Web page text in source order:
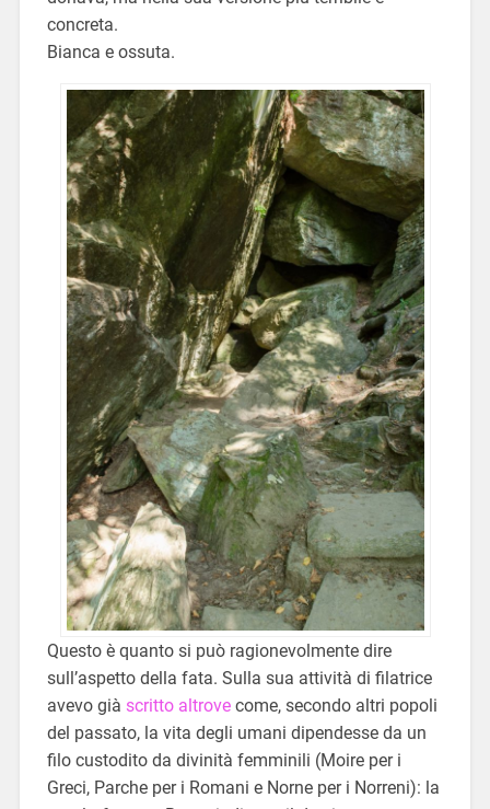
concreta.
Bianca e ossuta.
Questo è quanto si può ragionevolmente dire
sull’aspetto della fata. Sulla sua attività di filatrice
avevo già scritto altrovecome, secondo altri popoli
del passato, la vita degli umani dipendesse da un
filo custodito da divinità femminili (Moire per i
Greci, Parche per i Romani e Norne per i Norreni): la